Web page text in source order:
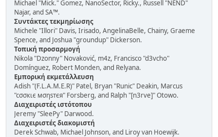
Michael "Mick." Gomez, NanoSector, Ricky., Russell "NEND"
Najar, and SA™.
Συντάκτες τεκμηρίωσης
Michele "Illori" Davis, Irisado, AngelinaBelle, Chainy, Graeme
Spence, and Joshua "groundup" Dickerson.
Τοπική προσαρμογή
Nikola "Dzonny" Novaković, m4z, Francisco "d3vcho"
Domínguez, Robert Monden, and Relyana.
Εμπορική εκμετάλλευση
Adish "(F.L.A.M.E.R)" Patel, Bryan "Runic" Deakin, Marcus
"cσσкιє мσηѕтєя" Forsberg, and Ralph "[n3rve]" Otowo.
Διαχειριστές ιστότοπου
Jeremy "SleePy" Darwood.
Διαχειριστές διακομιστή
Derek Schwab, Michael Johnson, and Liroy van Hoewijk.